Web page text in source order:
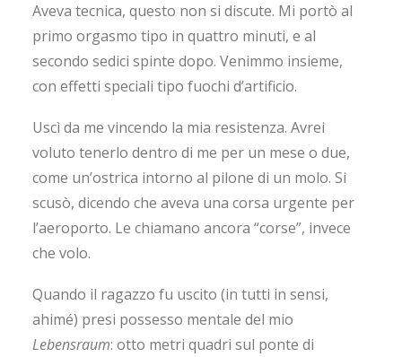
Aveva tecnica, questo non si discute. Mi portò al
primo orgasmo tipo in quattro minuti, e al
secondo sedici spinte dopo. Venimmo insieme,
con effetti speciali tipo fuochi d’artificio.
Uscì da me vincendo la mia resistenza. Avrei
voluto tenerlo dentro di me per un mese o due,
come un’ostrica intorno al pilone di un molo. Si
scusò, dicendo che aveva una corsa urgente per
l’aeroporto. Le chiamano ancora “corse”, invece
che volo.
Quando il ragazzo fu uscito (in tutti in sensi,
ahimé) presi possesso mentale del mio
Lebensraum: otto metri quadri sul ponte di